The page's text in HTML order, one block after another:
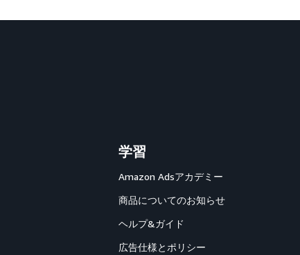
学習
Amazon Adsアカデミー
商品についてのお知らせ
ヘルプ&ガイド
広告仕様とポリシー